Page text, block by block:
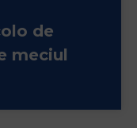
de
meciul